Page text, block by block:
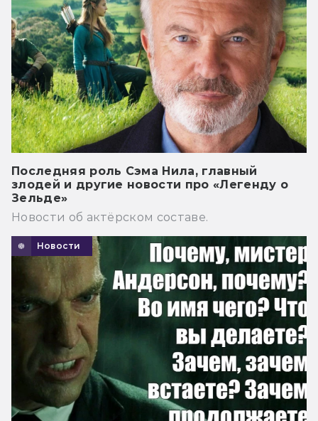
Последняя роль Сэма Нила, главный
злодей и другие новости про «Легенду о
Зельде»
Новости об актёрском составе.
Новости